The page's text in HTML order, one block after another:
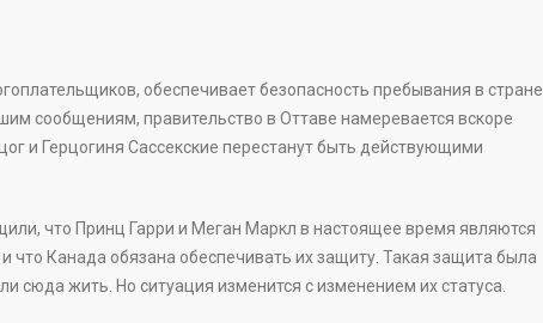
обеспечивает безопасность пребывания в стране
сообщениям, правительство в Оттаве намеревается вскоре
и Герцогиня Сассекские перестанут быть действующими
что Принц Гарри и Меган Маркл в настоящее время являются
Канада обязана обеспечивать их защиту. Такая защита была
сюда жить. Но ситуация изменится с изменением их статуса.